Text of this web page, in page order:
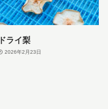
ドライ梨
2026年2月23日